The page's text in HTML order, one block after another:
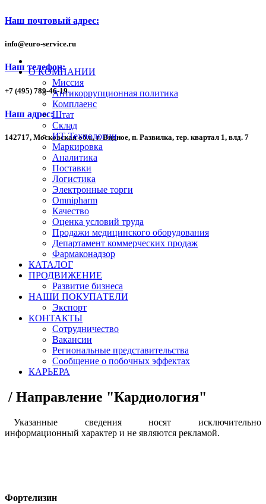
Наш почтовый адрес:
info@euro-service.ru
Наш телефон:
+7 (495) 789-46-19
Наш адрес:
142717, Московская обл., г. Видное, п. Развилка, тер. квартал 1, влд. 7
О КОМПАНИИ
Миссия
Антикоррупционная политика
Комплаенс
Штат
Склад
ИТ-Технологии
Маркировка
Аналитика
Поставки
Логистика
Электронные торги
Omnipharm
Качество
Оценка условий труда
Продажи медицинского оборудования
Департамент коммерческих продаж
Фармаконадзор
КАТАЛОГ
ПРОДВИЖЕНИЕ
Развитие бизнеса
НАШИ ПОКУПАТЕЛИ
Экспорт
КОНТАКТЫ
Сотрудничество
Вакансии
Региональные представительства
Сообщение о побочных эффектах
КАРЬЕРА
/ Направление "Кардиология"
Указанные сведения носят исключительно
информационный характер и не являются рекламой.
Фортелизин